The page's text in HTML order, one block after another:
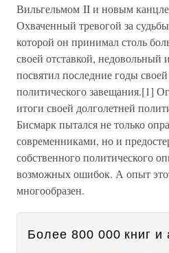
Вильгельмом II и новым
Охваченный тревогой за
которой он принимал столь
своей отставкой,
посвятил последние годы
политического завещания.[1]
итоги своей долголетней
Бисмарк пытался не только
современниками, но и
собственного политического
возможных ошибок. А опыт
многообразен.
Более 800 000 книг и